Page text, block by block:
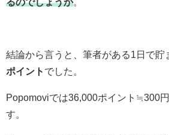
結論から言うと、筆者がある1日で貯
ポイント でした。
Popomoviでは36,000ポイント≒300円
す。